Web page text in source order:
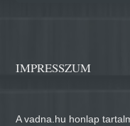
IMPRESSZUM
A vadna.hu honlap